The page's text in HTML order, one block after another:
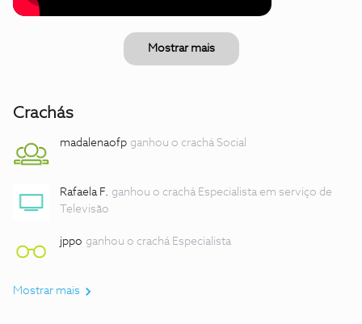
Mostrar mais
Crachás
madalenaofp ganhou o crachá Social
Rafaela F. ganhou o crachá Especialista em serviço de
Televisão
jppo ganhou o crachá Especialista
Mostrar mais